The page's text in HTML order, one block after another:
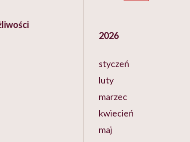
2026
styczeń
luty
marzec
kwiecień
maj